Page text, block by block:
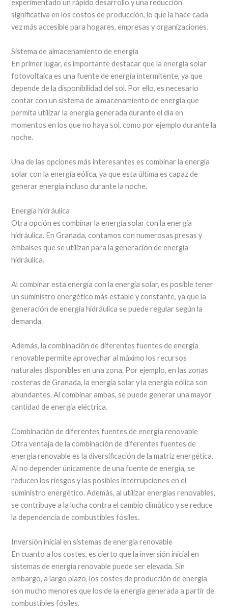
experimentado un rápido desarrollo y una reducción
significativa en los costos de producción, lo que la hace cada
vez más accesible para hogares, empresas y organizaciones.
Sistema de almacenamiento de energía
En primer lugar, es importante destacar que la energía solar
fotovoltaica es una fuente de energía intermitente, ya que
depende de la disponibilidad del sol. Por ello, es necesario
contar con un sistema de almacenamiento de energía que
permita utilizar la energía generada durante el día en
momentos en los que no haya sol, como por ejemplo durante la
noche.
Una de las opciones más interesantes es combinar la energía
solar con la energía eólica, ya que esta última es capaz de
generar energía incluso durante la noche.
Energía hidráulica
Otra opción es combinar la energía solar con la energía
hidráulica. En Granada, contamos con numerosas presas y
embalses que se utilizan para la generación de energía
hidráulica.
Al combinar esta energía con la energía solar, es posible tener
un suministro energético más estable y constante, ya que la
generación de energía hidráulica se puede regular según la
demanda.
Además, la combinación de diferentes fuentes de energía
renovable permite aprovechar al máximo los recursos
naturales disponibles en una zona. Por ejemplo, en las zonas
costeras de Granada, la energía solar y la energía eólica son
abundantes. Al combinar ambas, se puede generar una mayor
cantidad de energía eléctrica.
Combinación de diferentes fuentes de energía renovable
Otra ventaja de la combinación de diferentes fuentes de
energía renovable es la diversificación de la matriz energética.
Al no depender únicamente de una fuente de energía, se
reducen los riesgos y las posibles interrupciones en el
suministro energético. Además, al utilizar energías renovables,
se contribuye a la lucha contra el cambio climático y se reduce
la dependencia de combustibles fósiles.
Inversión inicial en sistemas de energía renovable
En cuanto a los costes, es cierto que la inversión inicial en
sistemas de energía renovable puede ser elevada. Sin
embargo, a largo plazo, los costes de producción de energía
son mucho menores que los de la energía generada a partir de
combustibles fósiles.